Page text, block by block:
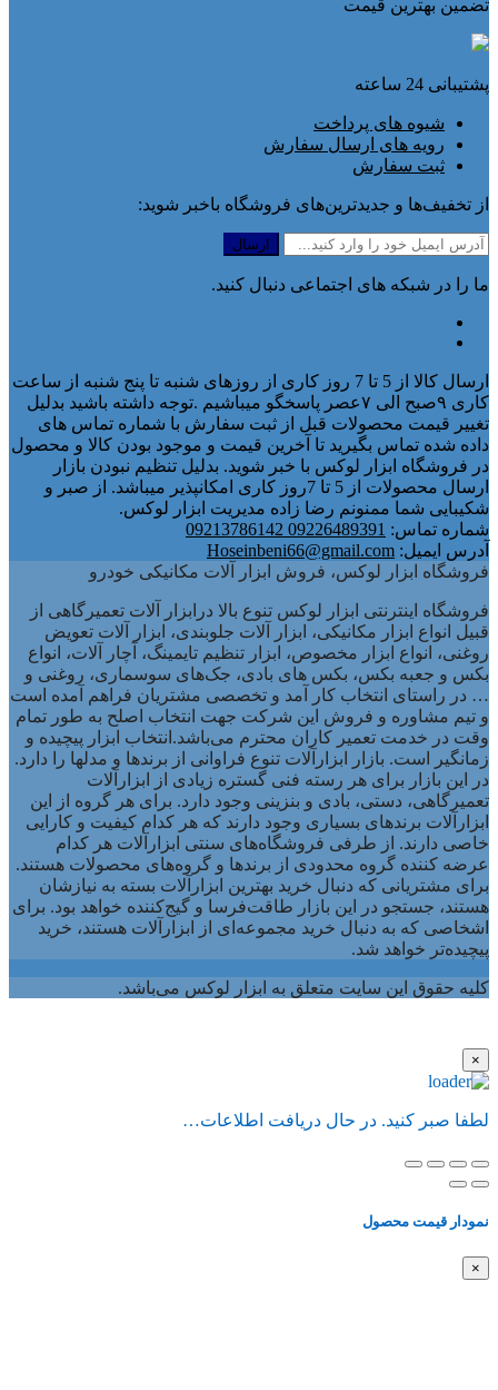
تضمین بهترین قیمت
پشتیبانی 24 ساعته
شیوه های پرداخت
رویه های ارسال سفارش
ثبت سفارش
از تخفیف‌ها و جدیدترین‌های فروشگاه باخبر شوید:
ما را در شبکه های اجتماعی دنبال کنید.
ارسال کالا از 5 تا 7 روز کاری از روزهای شنبه تا پنج شنبه از ساعت
کاری ۹صبح الی ۷عصر پاسخگو میباشیم .توجه داشته باشید بدلیل
تغییر قیمت محصولات قبل از ثبت سفارش با شماره تماس های
داده شده تماس بگیرید تا آخرین قیمت و موجود بودن کالا و محصول
در فروشگاه ابزار لوکس با خبر شوید. بدلیل تنظیم نبودن بازار
ارسال محصولات از 5 تا 7روز کاری امکانپذیر میباشد. از صبر و
شکیبایی شما ممنونم رضا زاده مدیریت ابزار لوکس.
شماره تماس: 09226489391 09213786142
آدرس ایمیل: Hoseinbeni66@gmail.com
فروشگاه ابزار لوکس، فروش ابزار آلات مکانیکی خودرو
فروشگاه اینترنتی ابزار لوکس تنوع بالا درابزار آلات تعمیرگاهی از
قبیل انواع ابزار مکانیکی، ابزار آلات جلوبندی، ابزار آلات تعویض
روغنی، انواع ابزار مخصوص، ابزار تنظیم تایمینگ، آچار آلات، انواع
بکس و جعبه بکس، بکس های بادی، جک‌های سوسماری، روغنی و
… در راستای انتخاب کار آمد و تخصصی مشتریان فراهم آمده است
و تیم مشاوره و فروش این شرکت جهت انتخاب اصلح به طور تمام
وقت در خدمت تعمیر کاران محترم می‌باشد.انتخاب ابزار پیچیده و
زمانگیر است. بازار ابزارآلات تنوع فراوانی از برندها و مدلها را دارد.
در این بازار برای هر رسته فنی گستره زیادی از ابزارآلات
تعمیرگاهی، دستی، بادی و بنزینی وجود دارد. برای هر گروه از این
ابزارآلات برندهای بسیاری وجود دارند که هر کدام کیفیت و کارایی
خاصی دارند. از طرفی فروشگاه‌های سنتی ابزارآلات هر کدام
عرضه کننده گروه محدودی از برندها و گروه‌های محصولات هستند.
برای مشتریانی که دنبال خرید بهترین ابزارآلات بسته به نیازشان
هستند، جستجو در این بازار طاقت‌فرسا و گیج‌کننده خواهد بود. برای
اشخاصی که به دنبال خرید مجموعه‌ای از ابزارآلات هستند، خرید
پیچیده‌تر خواهد شد.
کلیه حقوق این سایت متعلق به ابزار لوکس می‌باشد.
×
لطفا صبر کنید. در حال دریافت اطلاعات…
نمودار قیمت محصول
×